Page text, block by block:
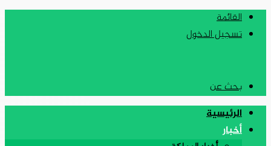
القائمة
تسجيل الدخول
بحث عن
الرئيسية
أخبار